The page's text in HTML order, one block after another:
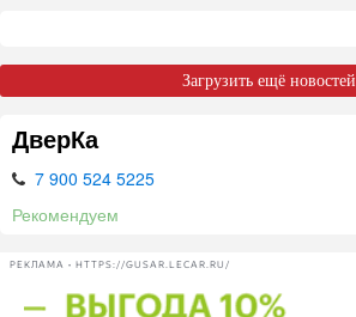
Загрузить ещё новостей
ДверКа
7 900 524 5225
Рекомендуем
РЕКЛАМА • HTTPS://GUSAR.LECAR.RU/